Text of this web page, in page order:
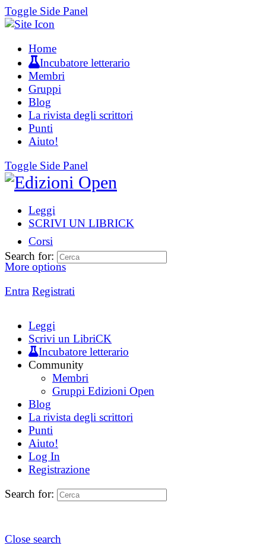
Toggle Side Panel
Home
Incubatore letterario
Membri
Gruppi
Blog
La rivista degli scrittori
Punti
Aiuto!
Toggle Side Panel
Leggi
SCRIVI UN LIBRICK
Corsi
More options
Entra Registrati
Search for:
Leggi
Scrivi un LibriCK
Incubatore letterario
Community
Membri
Gruppi Edizioni Open
Blog
La rivista degli scrittori
Punti
Aiuto!
Log In
Registrazione
Search for:
Close search